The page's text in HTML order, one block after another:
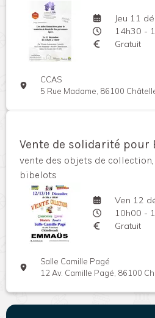
Jeu 11
14h30 -
Gratuit
CCAS
5 Rue Madame, 86100
Vente de solidarité pour
vente des objets de
bibelots
Ven 12
10h00 -
Gratuit
Salle Camille Pagé
12 Av. Camille Pagé, 86100